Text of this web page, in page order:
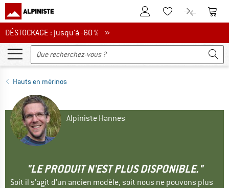
Vers le compte client
Vers la liste
Vers le
DÉSTOCKAGE : jusqu'à -60 %
DÉSTOCKAGE : jusqu'à -60 % »
Hauts en mérinos
Alpiniste Hannes
"LE PRODUIT N'EST PLUS DISPONIBLE."
Soit il s'agit d'un ancien modèle, soit nous ne pouvons plus